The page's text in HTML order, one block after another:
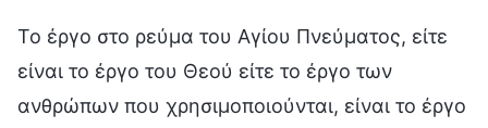
Το έργο στο ρεύμα του Αγίου Πνεύματος, είτε
είναι το έργο του Θεού είτε το έργο των
ανθρώπων που χρησιμοποιούνται, είναι το έργο